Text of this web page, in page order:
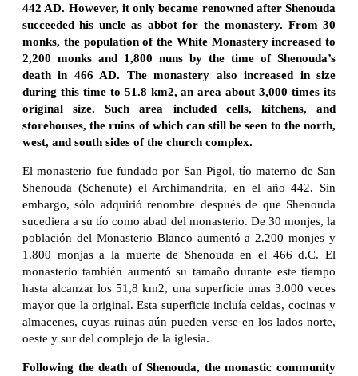
442 AD. However, it only became renowned after Shenouda
succeeded his uncle as abbot for the monastery. From 30
monks, the population of the White Monastery increased to
2,200 monks and 1,800 nuns by the time of Shenouda’s
death in 466 AD. The monastery also increased in size
during this time to 51.8 km2, an area about 3,000 times its
original size. Such area included cells, kitchens, and
storehouses, the ruins of which can still be seen to the north,
west, and south sides of the church complex.
El monasterio fue fundado por San Pigol, tío materno de San
Shenouda (Schenute) el Archimandrita, en el año 442. Sin
embargo, sólo adquirió renombre después de que Shenouda
sucediera a su tío como abad del monasterio. De 30 monjes, la
población del Monasterio Blanco aumentó a 2.200 monjes y
1.800 monjas a la muerte de Shenouda en el 466 d.C. El
monasterio también aumentó su tamaño durante este tiempo
hasta alcanzar los 51,8 km2, una superficie unas 3.000 veces
mayor que la original. Esta superficie incluía celdas, cocinas y
almacenes, cuyas ruinas aún pueden verse en los lados norte,
oeste y sur del complejo de la iglesia.
Following the death of Shenouda, the monastic community